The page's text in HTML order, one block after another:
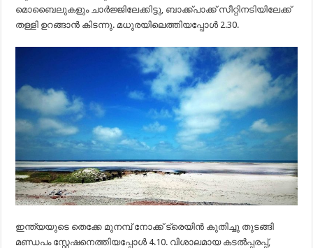
മൊബൈലുകളും ചാര്‍ജ്ജിലേക്കിട്ടു, ബാക്ക്പാക്ക് സീറ്റിനടിയിലേക്ക്
തള്ളി ഉറങ്ങാന്‍ കിടന്നു. മധുരയിലെത്തിയപ്പോള്‍ 2.30.
ഇന്ത്യയുടെ തെക്കേ മുനമ്പ് നോക്ക് ട്രെയിന്‍ കുതിച്ചു തുടങ്ങി
മണ്ഡപം സ്റ്റേഷനെത്തിയപ്പോള്‍ 4.10. വിശാലമായ കടല്‍പ്പരപ്പ്,